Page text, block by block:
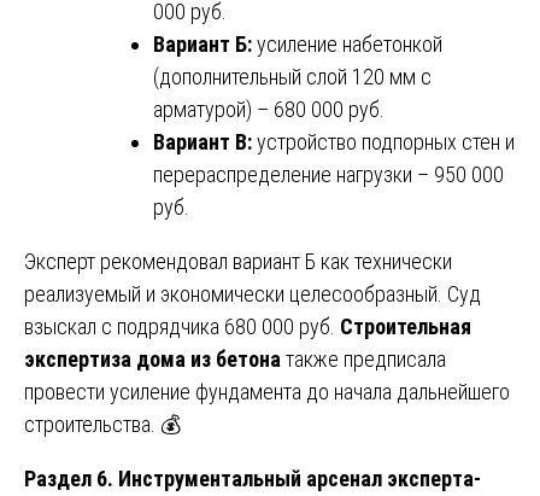
000 руб.
Вариант Б:усиление набетонкой
(дополнительный слой 120 мм с
арматурой) – 680 000 руб.
Вариант В:устройство подпорных стен и
перераспределение нагрузки – 950 000
руб.
Эксперт рекомендовал вариант Б как технически
реализуемый и экономически целесообразный. Суд
взыскал с подрядчика 680 000 руб. Строительная
экспертиза дома из бетона также предписала
провести усиление фундамента до начала дальнейшего
строительства. 💰
Раздел 6. Инструментальный арсенал эксперта-